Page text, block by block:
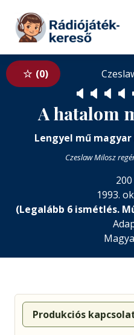
Tovább a tartalomhoz
0
🔈 🔈 🔈 🔈
A hatalom
Lengyel mű
Czeslaw Milosz
1993.
(Legalább 6 ismétlés.
Produkciós